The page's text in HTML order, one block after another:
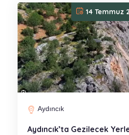
14 Temmuz
Aydıncık
Aydıncık’ta Gezilecek